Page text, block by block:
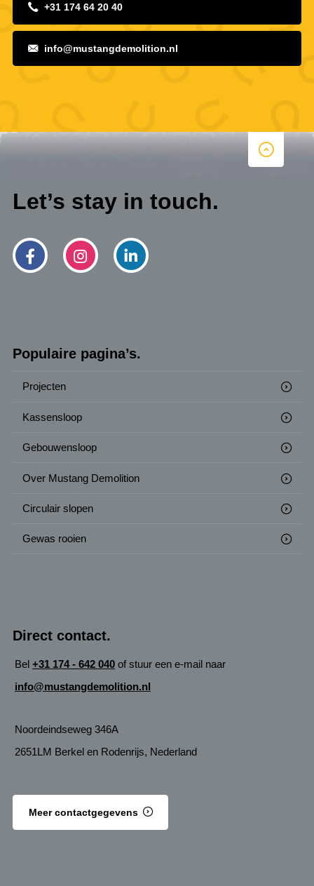
+31 174 64 20 40
info@mustangdemolition.nl
Let’s stay in touch.
Populaire pagina’s.
Projecten
Kassensloop
Gebouwensloop
Over Mustang Demolition
Circulair slopen
Gewas rooien
Direct contact.
Bel +31 174 - 642 040 of stuur een e-mail naar
info@mustangdemolition.nl
Noordeindseweg 346A
2651LM Berkel en Rodenrijs, Nederland
Meer contactgegevens